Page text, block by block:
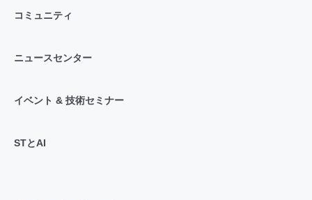
コミュニティ
ニュースセンター
イベント & 技術セミナー
STとAI